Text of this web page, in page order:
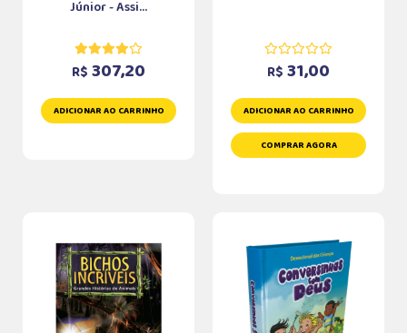
Júnior - Assi...
R$ 307,20
ADICIONAR AO CARRINHO
R$ 31,00
ADICIONAR AO CARRINHO
COMPRAR AGORA